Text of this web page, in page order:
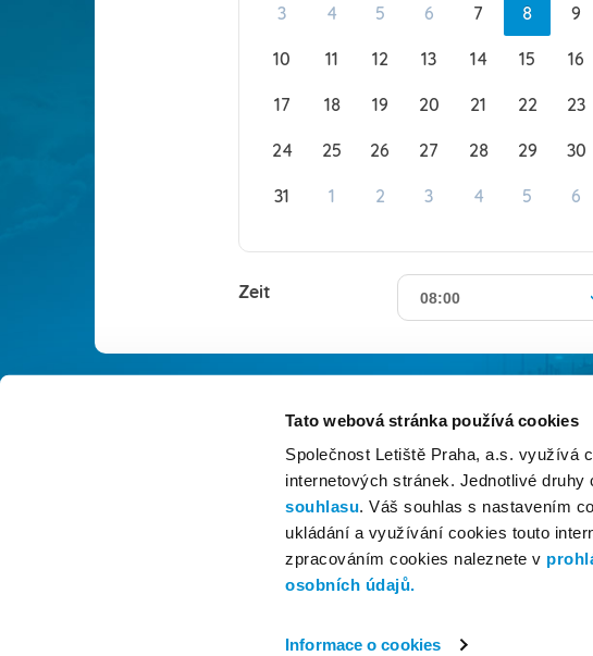
Tato webová stránka používá cookies
Společnost Letiště Praha, a.s. využívá
internetových stránek. Jednotlivé
souhlasu. Váš souhlas s nastavením
ukládání a využívání cookies touto
zpracováním cookies naleznete v
osobních údajů.
Informace o cookies
3 4 5 6 7 8 9
10 11 12 13 14 15 16
17 18 19 20 21 22 23
24 25 26 27 28 29 30
31 1 2 3 4 5 6
Zeit 08:00